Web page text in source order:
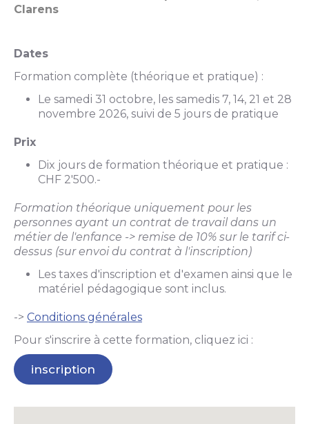
Clarens
Dates
Formation complète (théorique et pratique) :
Le samedi 31 octobre, les samedis 7, 14, 21 et 28
novembre 2026, suivi de 5 jours de pratique
Prix
Dix jours de formation théorique et pratique :
CHF 2'500.-
Formation théorique uniquement pour les
personnes ayant un contrat de travail dans un
métier de l'enfance -> remise de 10% sur le tarif ci-
dessus (sur envoi du contrat à l'inscription)
Les taxes d'inscription et d'examen ainsi que le
matériel pédagogique sont inclus.
-> Conditions générales
Pour s'inscrire à cette formation, cliquez ici :
inscription